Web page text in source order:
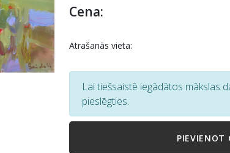
Cena:
Atrašanās vieta:
Lai tiešsaistē iegādātos mākslas
pieslēgties.
PIEVIENOT